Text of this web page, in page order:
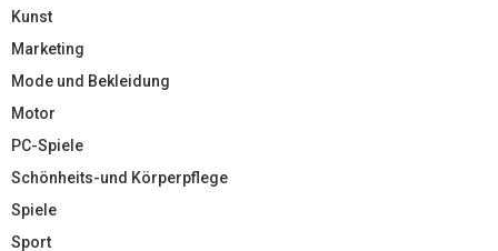
Kunst
Marketing
Mode und Bekleidung
Motor
PC-Spiele
Schönheits-und Körperpflege
Spiele
Sport